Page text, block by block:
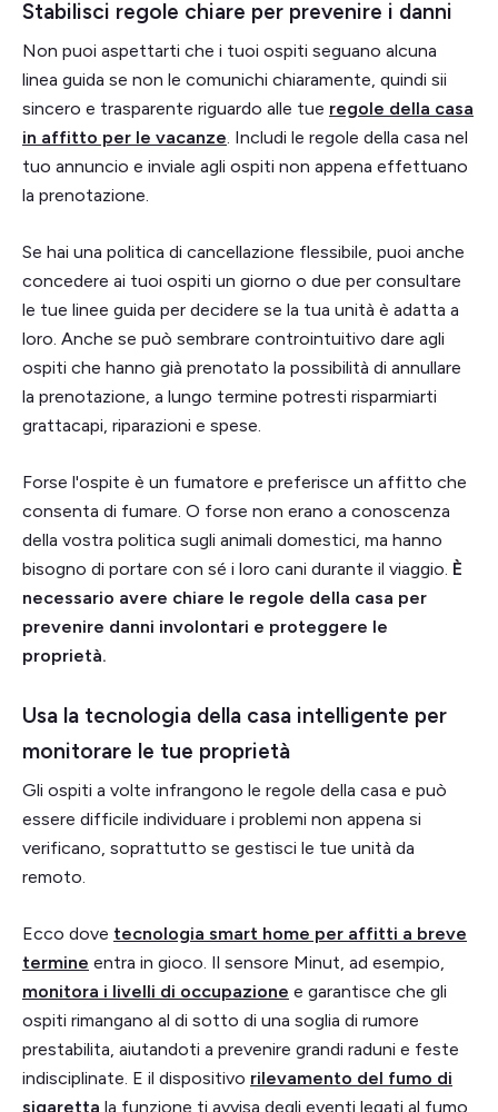
Stabilisci regole chiare per prevenire i danni
Non puoi aspettarti che i tuoi ospiti seguano alcuna
linea guida se non le comunichi chiaramente, quindi sii
sincero e trasparente riguardo alle tue regole della casa
in affitto per le vacanze. Includi le regole della casa nel
tuo annuncio e inviale agli ospiti non appena effettuano
la prenotazione.
Se hai una politica di cancellazione flessibile, puoi anche
concedere ai tuoi ospiti un giorno o due per consultare
le tue linee guida per decidere se la tua unità è adatta a
loro. Anche se può sembrare controintuitivo dare agli
ospiti che hanno già prenotato la possibilità di annullare
la prenotazione, a lungo termine potresti risparmiarti
grattacapi, riparazioni e spese.
Forse l'ospite è un fumatore e preferisce un affitto che
consenta di fumare. O forse non erano a conoscenza
della vostra politica sugli animali domestici, ma hanno
bisogno di portare con sé i loro cani durante il viaggio. È
necessario avere chiare le regole della casa per
prevenire danni involontari e proteggere le
proprietà.
Usa la tecnologia della casa intelligente per
monitorare le tue proprietà
Gli ospiti a volte infrangono le regole della casa e può
essere difficile individuare i problemi non appena si
verificano, soprattutto se gestisci le tue unità da
remoto.
Ecco dove tecnologia smart home per affitti a breve
termine entra in gioco. Il sensore Minut, ad esempio,
monitora i livelli di occupazione e garantisce che gli
ospiti rimangano al di sotto di una soglia di rumore
prestabilita, aiutandoti a prevenire grandi raduni e feste
indisciplinate. E il dispositivo rilevamento del fumo di
sigaretta la funzione ti avvisa degli eventi legati al fumo